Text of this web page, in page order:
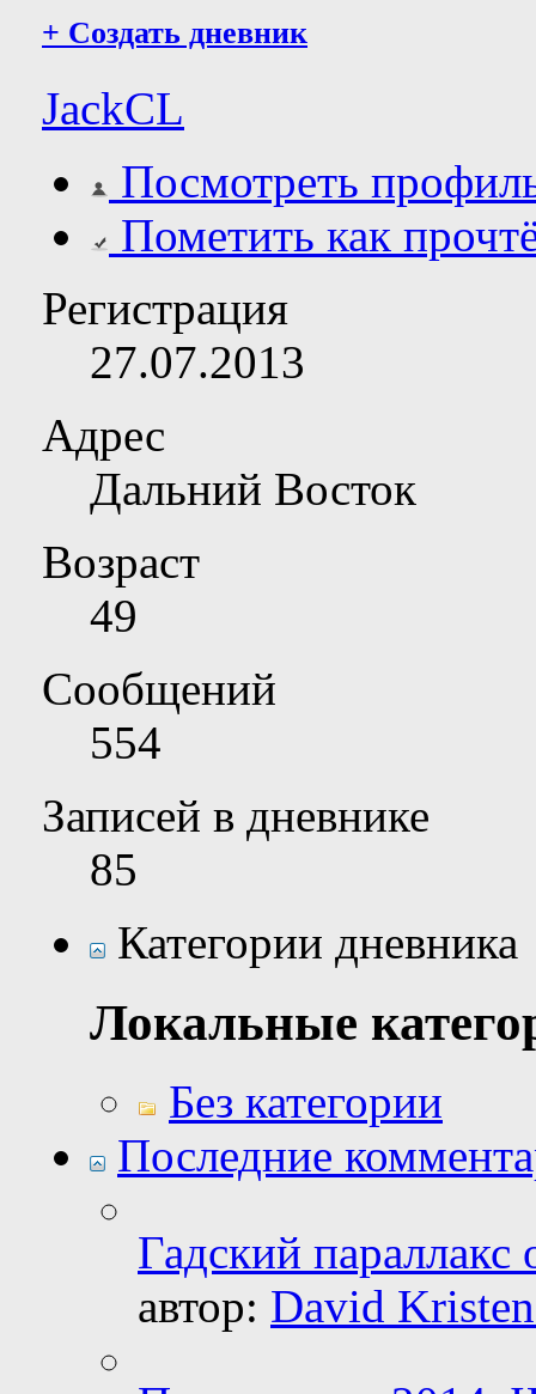
+ Создать дневник
JackCL
Посмотреть
Пометить как
Регистрация
27.07.2013
Адрес
Дальний Восток
Возраст
49
Сообщений
554
Записей в дневнике
85
Категории дневника
Локальные
Без категории
Последние
Гадский параллакс
автор: David